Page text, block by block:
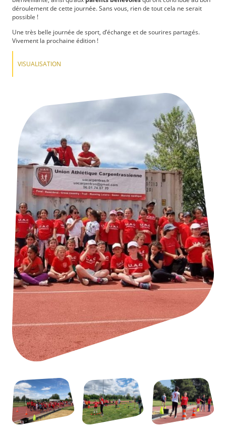
déroulement de cette journée. Sans vous, rien de tout cela ne serait
possible !
Une très belle journée de sport, d’échange et de sourires partagés.
Vivement la prochaine édition !
VISUALISATION